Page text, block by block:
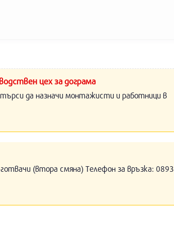
цех за дограма
търси да назначи монтажисти и работници в
(втора смяна) Телефон за връзка: 0893